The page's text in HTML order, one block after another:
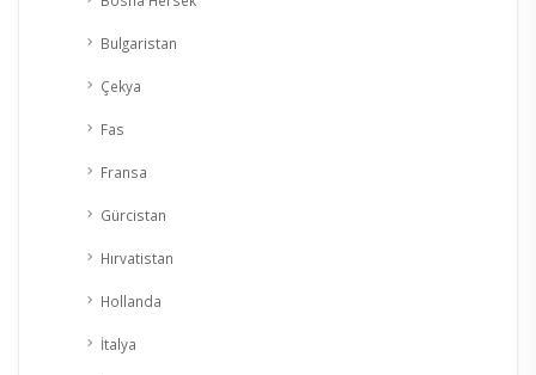
Bulgaristan
Çekya
Fas
Fransa
Gürcistan
Hırvatistan
Hollanda
İtalya